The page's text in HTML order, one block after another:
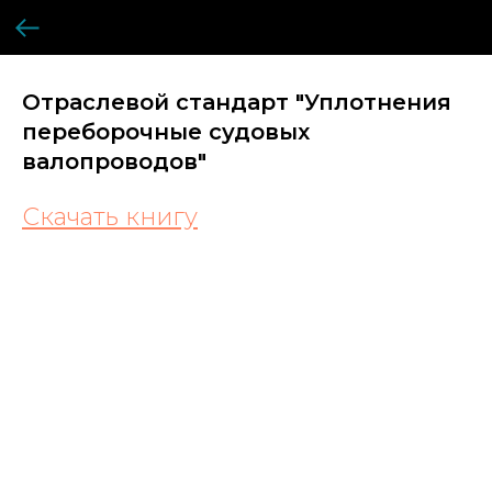
Отраслевой стандарт "Уплотнения
переборочные судовых
валопроводов"
Скачать книгу